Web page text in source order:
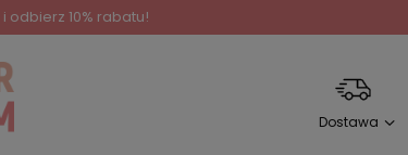
i odbierz 10% rabatu!
Dostawa